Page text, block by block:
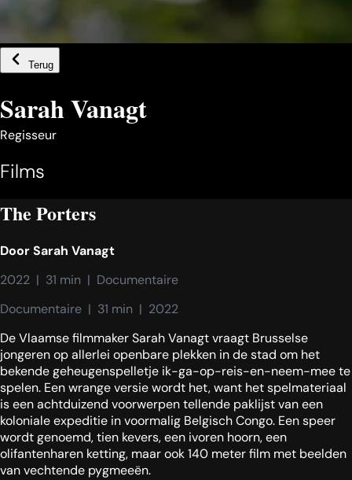
Terug
Sarah Vanagt
Regisseur
Films
The Porters
DoorSarah Vanagt
2022  |  31 min  |  Documentaire
Documentaire  |  31 min  |  2022
De Vlaamse filmmaker Sarah Vanagt vraagt Brusselse
jongeren op allerlei openbare plekken in de stad om het
bekende geheugenspelletje ik-ga-op-reis-en-neem-mee te
spelen. Een wrange versie wordt het, want het spelmateriaal
is een achtduizend voorwerpen tellende paklijst van een
koloniale expeditie in voormalig Belgisch Congo. Een speer
wordt genoemd, tien kevers, een ivoren hoorn, een
olifantenharen ketting, maar ook 140 meter film met beelden
van vechtende pygmeeën.